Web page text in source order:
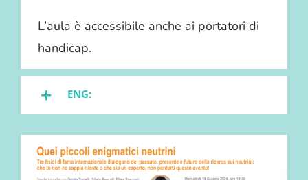
L’aula è accessibile anche ai portatori di
handicap.
ENG: